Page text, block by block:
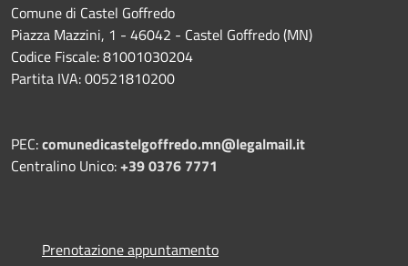
Comune di Castel Goffredo
Piazza Mazzini, 1 - 46042 - Castel Goffredo (MN)
Codice Fiscale: 81001030204
Partita IVA: 00521810200
PEC:comunedicastelgoffredo.mn@legalmail.it
Centralino Unico:+39 0376 7771
Prenotazione appuntamento